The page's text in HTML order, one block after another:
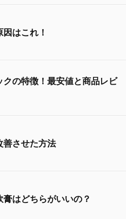
はこれ！
クの特徴！最安値と商品レビ
善させた方法
膏はどちらがいいの？